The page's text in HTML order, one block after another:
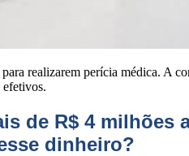
realizarem perícia médica. A
de R$ 4 milhões
dinheiro?